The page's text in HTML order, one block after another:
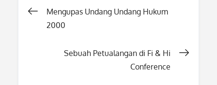
Post
Mengupas Undang Undang Hukum
2000
Sebuah Petualangan di Fi & Hi
Conference